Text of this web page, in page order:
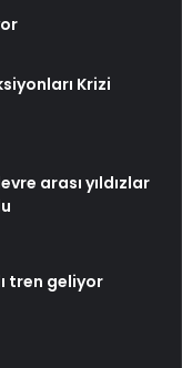
Krizi
arası yıldızlar
tren geliyor